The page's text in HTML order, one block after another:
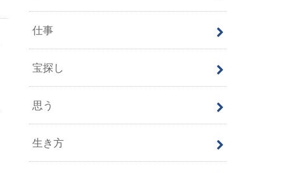
仕事
宝探し
思う
生き方